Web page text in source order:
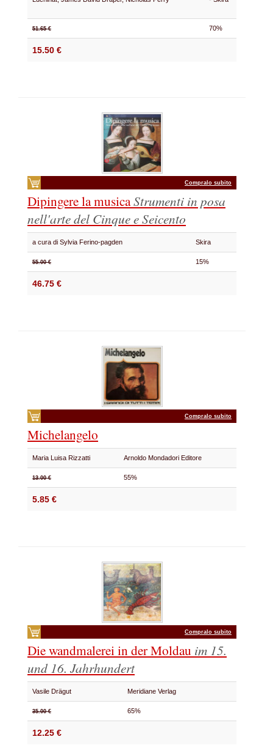
51.65 € 70%
15.50 €
Compralo subito
Dipingere la musicaStrumenti in posa
nell'arte del Cinque e Seicento
a cura di Sylvia Ferino-pagden Skira
55.00 € 15%
46.75 €
Compralo subito
Michelangelo
Maria Luisa Rizzatti Arnoldo Mondadori Editore
13.00 € 55%
5.85 €
Compralo subito
Die wandmalerei in der Moldau im 15.
und 16. Jahrhundert
Vasile Drägut Meridiane Verlag
35.00 € 65%
12.25 €